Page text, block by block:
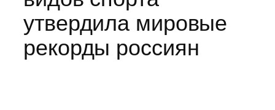
утвердила мировые
рекорды россиян